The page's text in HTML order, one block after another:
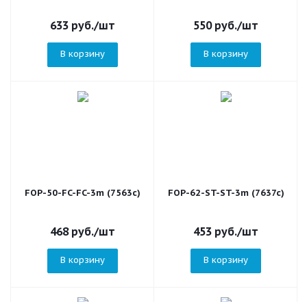
633 руб./шт
В корзину
550руб./шт
В корзину
FOP-50-FC-FC-3m (7563c)
468руб./шт
В корзину
FOP-62-ST-ST-3m (7637c)
453 руб./шт
В корзину